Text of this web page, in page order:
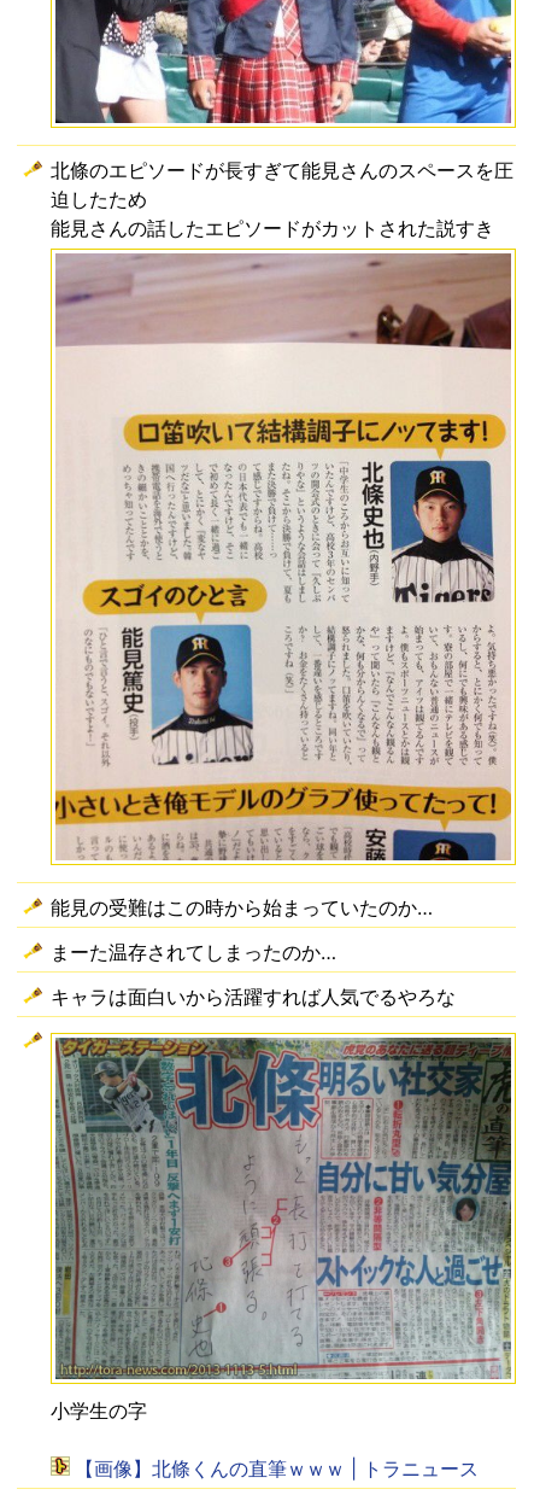
北條のエピソードが長すぎて能見さんのスペースを圧
迫したため
能見さんの話したエピソードがカットされた説すき
能見の受難はこの時から始まっていたのか…
まーた温存されてしまったのか…
キャラは面白いから活躍すれば人気でるやろな
小学生の字
【画像】北條くんの直筆ｗｗｗ | トラニュース